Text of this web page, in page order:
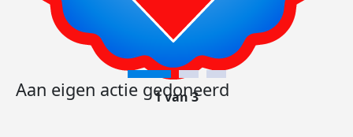
Aan eigen actie gedoneerd
1 van 3